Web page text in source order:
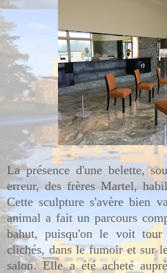
La présence d'une belette,
erreur, des frères Martel,
Cette sculpture s'avère bien
animal a fait un parcours
bahut, puisqu'on le voit
clichés, dans le fumoir et sur
salon. Elle a été acheté